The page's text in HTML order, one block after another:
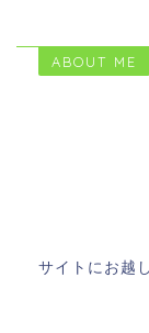
ABOUT ME
サイトにお越